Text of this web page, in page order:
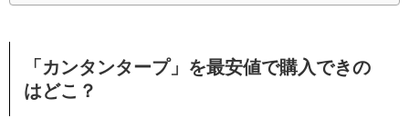
「カンタンタープ」を最安値で購入できの
はどこ？